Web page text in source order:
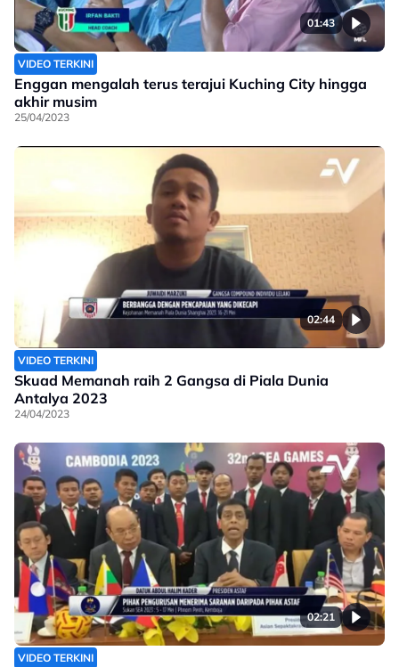
01:43
VIDEO TERKINI
Enggan mengalah terus terajui Kuching City hingga
akhir musim
25/04/2023
02:44
VIDEO TERKINI
Skuad Memanah raih 2 Gangsa di Piala Dunia
Antalya 2023
24/04/2023
02:21
VIDEO TERKINI